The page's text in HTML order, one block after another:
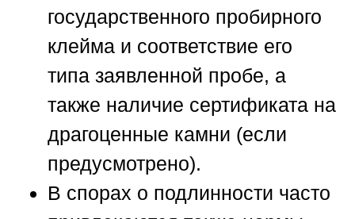
государственного пробирного
клейма и соответствие его
типа заявленной пробе, а
также наличие сертификата на
драгоценные камни (если
предусмотрено).
В спорах о подлинности часто